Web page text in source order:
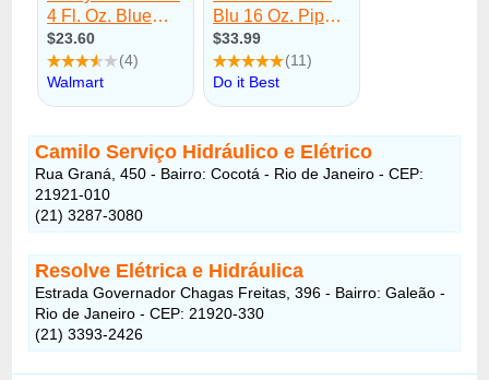
Camilo Serviço Hidráulico e Elétrico
Rua Graná, 450 - Bairro: Cocotá - Rio de Janeiro - CEP:
21921-010
(21) 3287-3080
Resolve Elétrica e Hidráulica
Estrada Governador Chagas Freitas, 396 - Bairro: Galeão -
Rio de Janeiro - CEP: 21920-330
(21) 3393-2426